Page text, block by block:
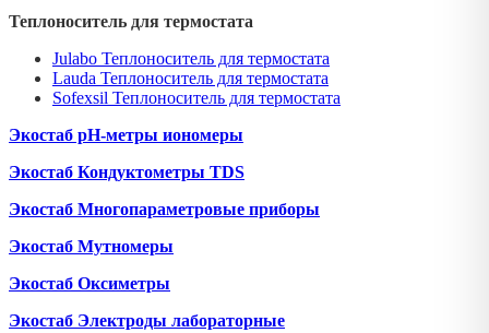
Теплоноситель для термостата
Julabo Теплоноситель для термостата
Lauda Теплоноситель для термостата
Sofexsil Теплоноситель для термостата
Экостаб pH-метры иономеры
Экостаб Кондуктометры TDS
Экостаб Многопараметровые приборы
Экостаб Мутномеры
Экостаб Оксиметры
Экостаб Электроды лабораторные